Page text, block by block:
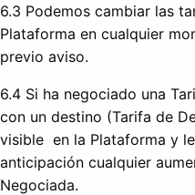
6.3 Podemos cambiar las
Plataforma en cualquier
previo aviso.
6.4 Si ha negociado una
con un destino (Tarifa de
visible en la Plataforma y
anticipación cualquier
Negociada.